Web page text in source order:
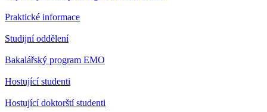
Praktické informace
Studijní oddělení
Bakalářský program EMO
Hostující studenti
Hostující doktorští studenti